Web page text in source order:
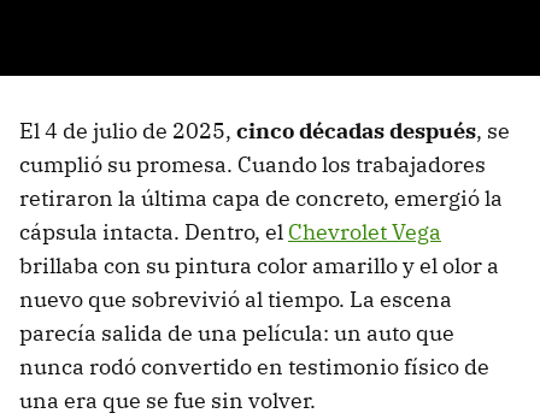
El 4 de julio de 2025, cinco décadasdespués, se
cumplió su promesa. Cuando los trabajadores
retiraron la última capa de concreto, emergió la
cápsula intacta. Dentro, el Chevrolet Vega
brillaba con su pintura color amarillo y el olor a
nuevo que sobrevivió al tiempo. La escena
parecía salida de una película: un auto que
nunca rodó convertido en testimonio físico de
una era que se fue sin volver.